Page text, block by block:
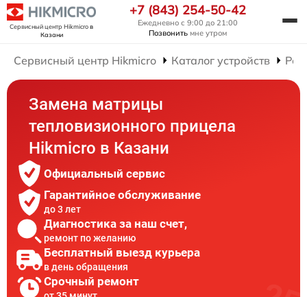
Сервисный центр Hikmicroв
Казани
+7 (843) 254-50-42
Ежедневно с 9:00 до 21:00
Позвонить мне утром
Сервисный центр Hikmicro Каталог устройств
Замена матрицы
тепловизионного прицела
Hikmicro в Казани
Официальный сервис
Гарантийное обслуживание
до 3 лет
Диагностика за наш счет,
ремонт по желанию
Бесплатный выезд курьера
в день обращения
Срочный ремонт